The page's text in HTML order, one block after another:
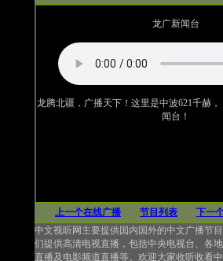
龙广新闻台
龙腾北疆，广播天下！这里是中波621千赫
闻台！
上一个在线广播 节目列表
下一
中文视听网主要提供国内国外的中文广播节
们提供高清电视直播，包括中央电视台、各
直播及电影频道直播等。欢迎大家收听收看